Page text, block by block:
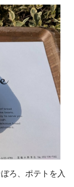
ろ、ポテトを入